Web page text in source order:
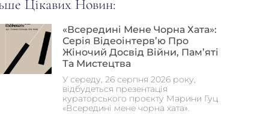
Цікавих Новин:
«Всередині Мене Чорна Хата»:
Серія Відеоінтерв’ю Про
Жіночий Досвід Війни, Пам’яті
Та Мистецтва
У середу, 26 серпня 2026 року,
відбудеться презентація
кураторського проєкту Марини Гуц
«Всередині мене чорна хата».